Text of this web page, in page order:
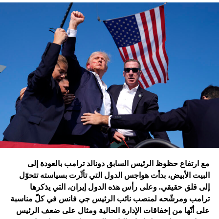
تقُم بمثله غارات التحالف الدولي؟ أم هي تدمير الطائرات
الإسرائيلية للمرّة الأولى مستودعاً لصواريخ الحزب في عمق
الجنوب في عدلون في قضاء الزهراني؟
ترامب الذي أكّد أنّه سينهي الحروب
التي اندلعت في عهد بايدن، قد
يضغط على إسرائيل لوقف الحرب
في غزة
إدارة بايدن ونهاية منظومة.. وانتقام نتنياهو
فتح باباً كبيراً على تحوّلات جذرية في السياسة الأميركية وتعاطي
إسرائيل معها، أبرزها:
مع ارتفاع حظوظ الرئيس السابق دونالد ترامب بالعودة إلى
البيت الأبيض، بدأت هواجس الدول التي تأثّرت بسياسته تتحوّل
إلى قلق حقيقي. وعلى رأس هذه الدول إيران، التي يذكرها
ترامب ومرشّحه لمنصب نائب الرئيس جي فانس في كلّ مناسبة
على أنّها من إخفاقات الإدارة الحالية ومثال على ضعف الرئيس